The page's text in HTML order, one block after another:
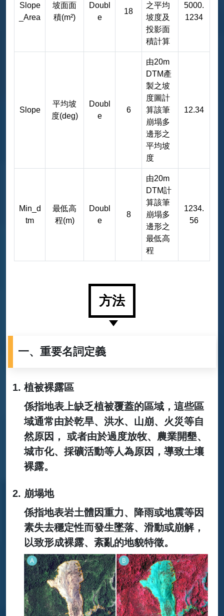
Slope
_Area
坡面面
積(m²)
Doubl
e
18
之平均
坡度及
投影面
積計算
5000.
1234
Slope
平均坡
度(deg)
Doubl
e
6
由20m
DTM產
製之坡
度圖計
算該筆
崩塌多
邊形之
平均坡
度
12.34
Min_d
tm
最低高
程(m)
Doubl
e
8
由20m
DTM計
算該筆
崩塌多
邊形之
最低高
程
1234.
56
方法
一、重要名詞定義
植被裸露區
係指地表上缺乏植被覆蓋的區域，這些區
域通常由於乾旱、洪水、山崩、火災等自
然原因， 或者由於過度放牧、農業開墾、
城市化、採礦活動等人為原因，導致土壤
裸露。
崩塌地
係指地表岩土體因重力、降雨或地震等因
素失去穩定性而發生墜落、滑動或崩解，
以致形成裸露、紊亂的地貌特徵。